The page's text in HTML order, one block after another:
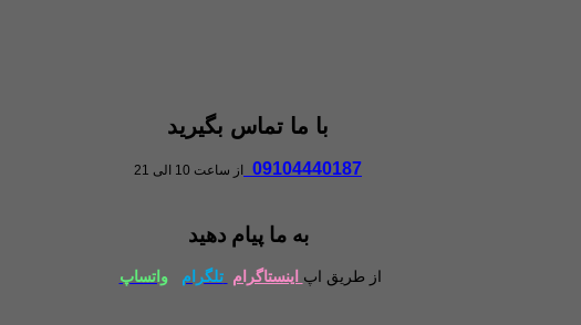
با ما تماس بگیرید
09104440187 از ساعت 10 الی 21
به ما پیام دهید
از طریق اپ اینستاگرام تلگرام واتساپ